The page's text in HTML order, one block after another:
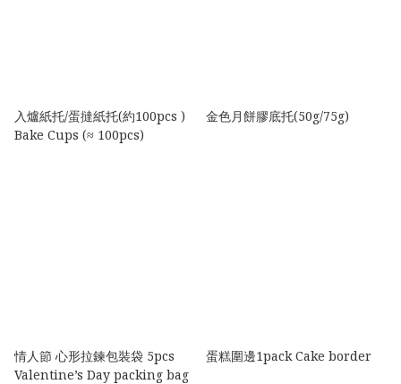
入爐紙托/蛋撻紙托(約100pcs )
Bake Cups (≈ 100pcs)
金色月餅膠底托(50g/75g)
情人節 心形拉鍊包裝袋 5pcs
Valentine’s Day packing bag
蛋糕圍邊1pack Cake border